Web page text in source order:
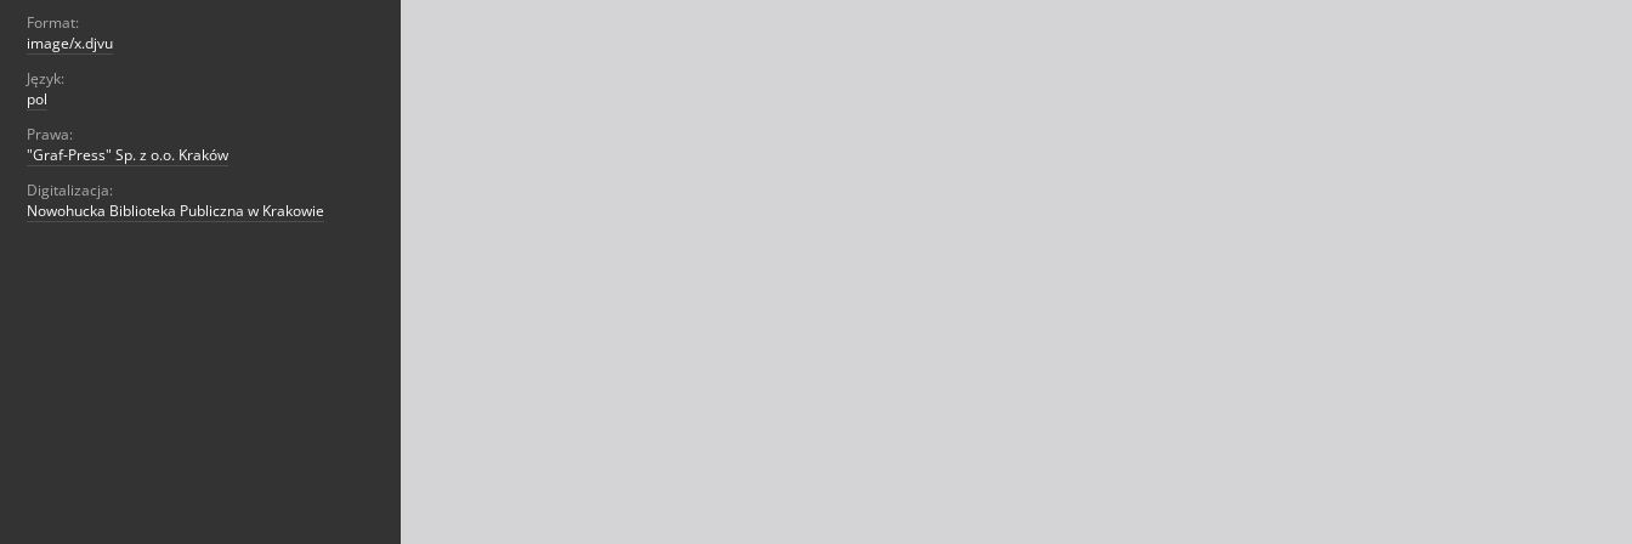
Format:
image/x.djvu
Język:
pol
Prawa:
"Graf-Press" Sp. z o.o. Kraków
Digitalizacja:
Nowohucka Biblioteka Publiczna w Krakowie